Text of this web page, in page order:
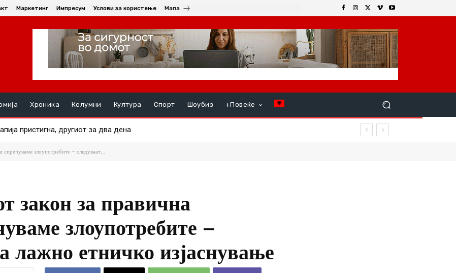
Маркетинг Импресум Услови за користење Мапа
Хроника Колумни Култура Спорт Шоубиз +Повеќе
пристигна, другиот за два дена
не се повлекуваат: Освежување од дождови во попладнињата
спречуваме злоупотребите – следуваат...
закон за правична
злоупотребите –
лажно етничко изјаснување